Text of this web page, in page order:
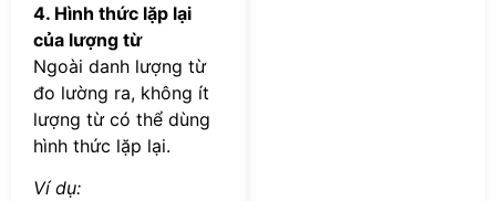
4. Hình thức lặp lại
của lượng từ
Ngoài danh lượng từ
đo lường ra, không ít
lượng từ có thể dùng
hình thức lặp lại.
Ví dụ: